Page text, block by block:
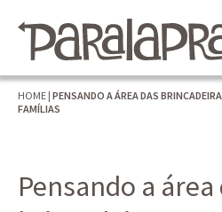
HOME | PENSANDO A ÁREA DAS
FAMÍLIAS
Pensando a área